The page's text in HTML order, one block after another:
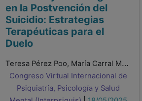
en la Postvención del
Suicidio: Estrategias
Terapéuticas para el
Duelo
Teresa Pérez Poo, María Carral Martínez, Anna Diusekova, Clara Isabel Ortega Benito, Ana Isabel de Santiago Díaz
Congreso Virtual Internacional de
Psiquiatría, Psicología y Salud